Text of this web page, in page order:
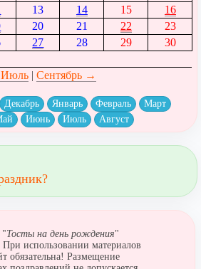
13 14 15
16
20 21 22
23
27 28 29
30
| Сентябрь →
Декабрь Январь Февраль
Март
Июнь Июль Август
"Тосты на день рождения"
использовании материалов
обязательна! Размещение